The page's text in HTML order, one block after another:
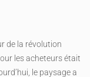
de la révolution
les acheteurs était
le paysage a